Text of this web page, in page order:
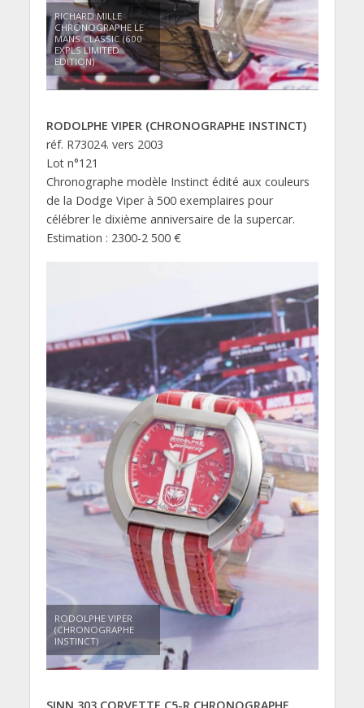
RICHARD MILLE
CHRONOGRAPHE LE
MANS CLASSIC (600
EXPLS LIMITED
EDITION)
RODOLPHE VIPER (CHRONOGRAPHE INSTINCT)
réf. R73024. vers 2003
Lot n°121
Chronographe modèle Instinct édité aux couleurs
de la Dodge Viper à 500 exemplaires pour
célébrer le dixième anniversaire de la supercar.
Estimation : 2300-2 500 €
RODOLPHE VIPER
(CHRONOGRAPHE
INSTINCT)